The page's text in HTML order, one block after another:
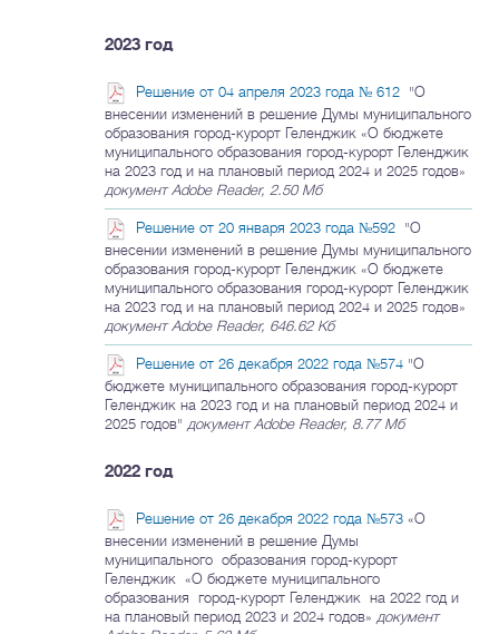
2023 год
Решение от 04 апреля 2023 года № 612 "О
внесении изменений в решение Думы муниципального
образования город-курорт Геленджик «О бюджете
муниципального образования город-курорт Геленджик
на 2023 год и на плановый период 2024 и 2025 годов»
документ Adobe Reader, 2.50 Мб
Решение от 20 января 2023 года №592 "О
внесении изменений в решение Думы муниципального
образования город-курорт Геленджик «О бюджете
муниципального образования город-курорт Геленджик
на 2023 год и на плановый период 2024 и 2025 годов»
документ Adobe Reader, 646.62 Кб
Решение от 26 декабря 2022 года №574 "О
бюджете муниципального образования город-курорт
Геленджик на 2023 год и на плановый период 2024 и
2025 годов" документ Adobe Reader, 8.77 Мб
2022 год
Решение от 26 декабря 2022 года №573 «О
внесении изменений в решение Думы
муниципального образования город-курорт
Геленджик «О бюджете муниципального
образования город-курорт Геленджик на 2022 год и
на плановый период 2023 и 2024 годов» документ